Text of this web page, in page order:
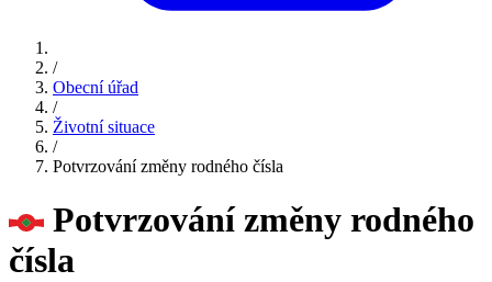
/
Obecní úřad
/
Životní situace
/
Potvrzování změny rodného čísla
Potvrzování změny rodného
čísla